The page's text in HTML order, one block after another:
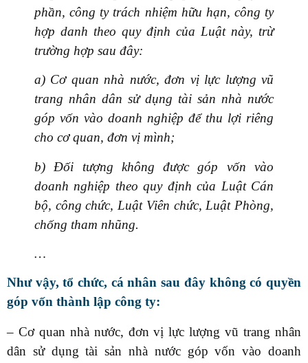
phần, công ty trách nhiệm hữu hạn, công ty
hợp danh theo quy định của Luật này, trừ
trường hợp sau đây:
a) Cơ quan nhà nước, đơn vị lực lượng vũ
trang nhân dân sử dụng tài sản nhà nước
góp vốn vào doanh nghiệp để thu lợi riêng
cho cơ quan, đơn vị mình;
b) Đối tượng không được góp vốn vào
doanh nghiệp theo quy định của Luật Cán
bộ, công chức, Luật Viên chức, Luật Phòng,
chống tham nhũng.
…
Như vậy, tổ chức, cá nhân sau đây không có quyền
góp vốn thành lập công ty:
– Cơ quan nhà nước, đơn vị lực lượng vũ trang nhân
dân sử dụng tài sản nhà nước góp vốn vào doanh